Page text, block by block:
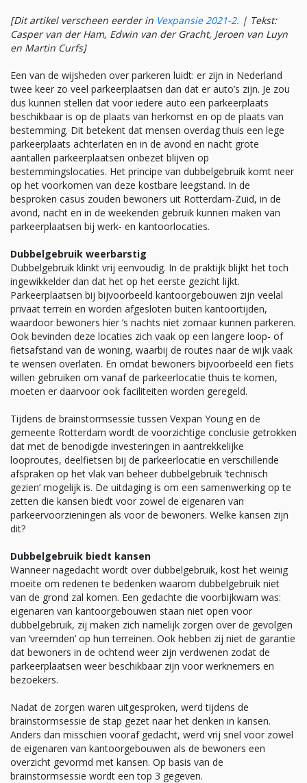
[Dit artikel verscheen eerder in Vexpansie 2021-2. | Tekst:
Casper van der Ham, Edwin van der Gracht, Jeroen van Luyn
en Martin Curfs]
Een van de wijsheden over parkeren luidt: er zijn in Nederland
twee keer zo veel parkeerplaatsen dan dat er auto’s zijn. Je zou
dus kunnen stellen dat voor iedere auto een parkeerplaats
beschikbaar is op de plaats van herkomst en op de plaats van
bestemming. Dit betekent dat mensen overdag thuis een lege
parkeerplaats achterlaten en in de avond en nacht grote
aantallen parkeerplaatsen onbezet blijven op
bestemmingslocaties. Het principe van dubbelgebruik komt neer
op het voorkomen van deze kostbare leegstand. In de
besproken casus zouden bewoners uit Rotterdam-Zuid, in de
avond, nacht en in de weekenden gebruik kunnen maken van
parkeerplaatsen bij werk- en kantoorlocaties.
Dubbelgebruik weerbarstig
Dubbelgebruik klinkt vrij eenvoudig. In de praktijk blijkt het toch
ingewikkelder dan dat het op het eerste gezicht lijkt.
Parkeerplaatsen bij bijvoorbeeld kantoorgebouwen zijn veelal
privaat terrein en worden afgesloten buiten kantoortijden,
waardoor bewoners hier ’s nachts niet zomaar kunnen parkeren.
Ook bevinden deze locaties zich vaak op een langere loop- of
fietsafstand van de woning, waarbij de routes naar de wijk vaak
te wensen overlaten. En omdat bewoners bijvoorbeeld een fiets
willen gebruiken om vanaf de parkeerlocatie thuis te komen,
moeten er daarvoor ook faciliteiten worden geregeld.
Tijdens de brainstormsessie tussen Vexpan Young en de
gemeente Rotterdam wordt de voorzichtige conclusie getrokken
dat met de benodigde investeringen in aantrekkelijke
looproutes, deelfietsen bij de parkeerlocatie en verschillende
afspraken op het vlak van beheer dubbelgebruik ‘technisch
gezien’ mogelijk is. De uitdaging is om een samenwerking op te
zetten die kansen biedt voor zowel de eigenaren van
parkeervoorzieningen als voor de bewoners. Welke kansen zijn
dit?
Dubbelgebruik biedt kansen
Wanneer nagedacht wordt over dubbelgebruik, kost het weinig
moeite om redenen te bedenken waarom dubbelgebruik niet
van de grond zal komen. Een gedachte die voorbijkwam was:
eigenaren van kantoorgebouwen staan niet open voor
dubbelgebruik, zij maken zich namelijk zorgen over de gevolgen
van ‘vreemden’ op hun terreinen. Ook hebben zij niet de garantie
dat bewoners in de ochtend weer zijn verdwenen zodat de
parkeerplaatsen weer beschikbaar zijn voor werknemers en
bezoekers.
Nadat de zorgen waren uitgesproken, werd tijdens de
brainstormsessie de stap gezet naar het denken in kansen.
Anders dan misschien vooraf gedacht, werd vrij snel voor zowel
de eigenaren van kantoorgebouwen als de bewoners een
overzicht gevormd met kansen. Op basis van de
brainstormsessie wordt een top 3 gegeven.